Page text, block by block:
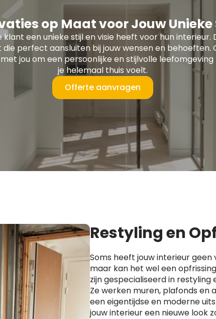
op Maat voor Jouw Unieke
een unieke stijl en visie heeft voor hun interieur.
perfect aansluiten bij jouw wensen en behoeften.
jou om een persoonlijke en stijlvolle
je helemaal thuis voelt.
Offerte aanvragen
Restyling en
Soms heeft jouw interieur
maar kan het wel een
zijn gespecialiseerd in restyling
Ze werken muren, plafonds en
een eigentijdse en moderne
jouw interieur een nieuwe look